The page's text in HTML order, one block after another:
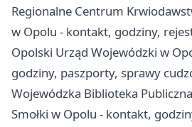
Regionalne Centrum
w Opolu - kontakt, godziny,
Opolski Urząd Wojewódzki w
godziny, paszporty, sprawy
Wojewódzka Biblioteka
Smołki w Opolu - kontakt,